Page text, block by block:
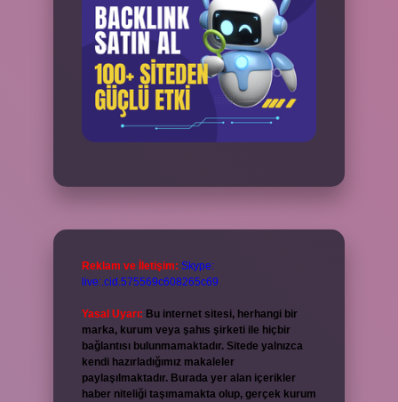
Reklam ve İletişim: Skype:
live:.cid.575569c608265c69
Yasal Uyarı: Bu internet sitesi, herhangi bir
marka, kurum veya şahıs şirketi ile hiçbir
bağlantısı bulunmamaktadır. Sitede yalnızca
kendi hazırladığımız makaleler
paylaşılmaktadır. Burada yer alan içerikler
haber niteliği taşımamakta olup, gerçek kurum